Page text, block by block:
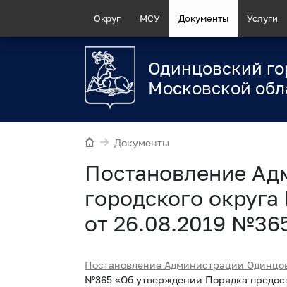
Округ МСУ Документы Услуги
Одинцовский
Московской
Документы
Постановление
городского
от 26.08.2019
Постановление Администрации
№365 «Об утверждении Порядка